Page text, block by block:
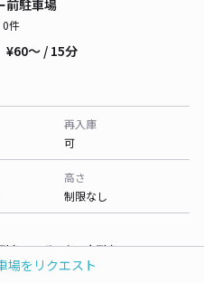
場をリクエスト
前駐車場
0件
¥60〜 / 15分
再入庫
可
高さ
制限なし
車ワンボックス大型車・SUV